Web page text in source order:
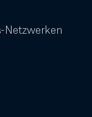
Netzwerken